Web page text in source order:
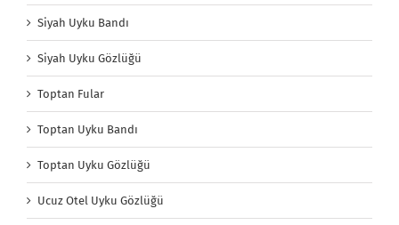
Siyah Uyku Bandı
Siyah Uyku Gözlüğü
Toptan Fular
Toptan Uyku Bandı
Toptan Uyku Gözlüğü
Ucuz Otel Uyku Gözlüğü